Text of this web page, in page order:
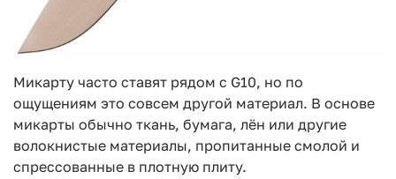
Микарту часто ставят рядом с G10, но по
ощущениям это совсем другой материал. В основе
микарты обычно ткань, бумага, лён или другие
волокнистые материалы, пропитанные смолой и
спрессованные в плотную плиту.